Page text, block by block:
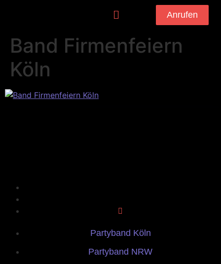
Anrufen
Band Firmenfeiern
Köln
Partyband Köln
Partyband NRW